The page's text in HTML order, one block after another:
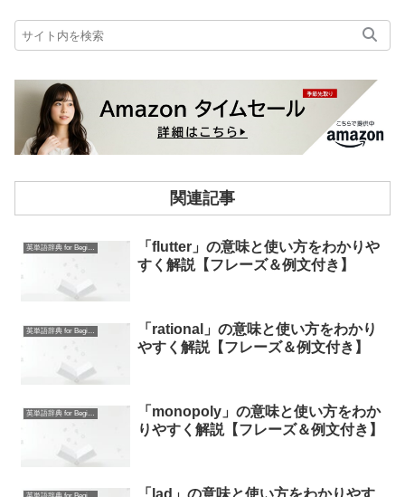
関連記事
英単語辞典 for Beginners
「flutter」の意味と使い方をわかりや
すく解説【フレーズ＆例文付き】
英単語辞典 for Beginners
「rational」の意味と使い方をわかり
やすく解説【フレーズ＆例文付き】
英単語辞典 for Beginners
「monopoly」の意味と使い方をわか
りやすく解説【フレーズ＆例文付き】